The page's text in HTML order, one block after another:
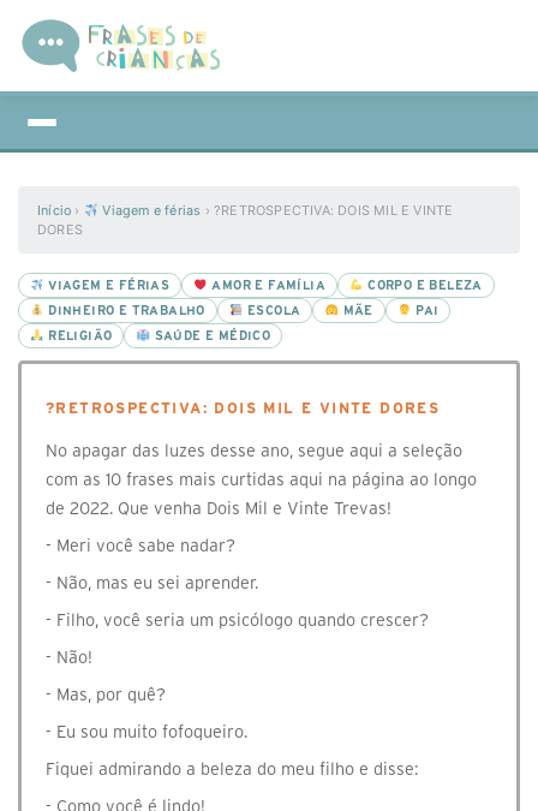
Início › Viagem e férias › ?RETROSPECTIVA: DOIS MIL E VINTE
DORES
VIAGEM E FÉRIAS AMOR E FAMÍLIA
CORPO E BELEZA
DINHEIRO E TRABALHO
ESCOLA MÃE
PAI
RELIGIÃO
SAÚDE E MÉDICO
?RETROSPECTIVA: DOIS MIL E VINTE DORES
No apagar das luzes desse ano, segue aqui a seleção
com as 10 frases mais curtidas aqui na página ao longo
de 2022. Que venha Dois Mil e Vinte Trevas!
- Meri você sabe nadar?
- Não, mas eu sei aprender.
- Filho, você seria um psicólogo quando crescer?
- Não!
- Mas, por quê?
- Eu sou muito fofoqueiro.
Fiquei admirando a beleza do meu filho e disse:
- Como você é lindo!